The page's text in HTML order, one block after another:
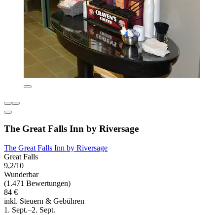
The Great Falls Inn by Riversage
The Great Falls Inn by Riversage
Great Falls
9,2/10
Wunderbar
(1.471 Bewertungen)
84 €
inkl. Steuern & Gebühren
1. Sept.–2. Sept.